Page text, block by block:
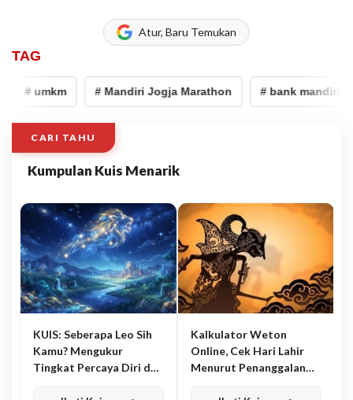
Atur, Baru Temukan
TAG
# umkm # Mandiri Jogja Marathon # bank mandiri
CARI TAHU
Kumpulan Kuis Menarik
KUIS: Seberapa Leo Sih
Kamu? Mengukur
Tingkat Percaya Diri dan
Kalkulator Weton
Online, Cek Hari Lahir
Menurut Penanggalan